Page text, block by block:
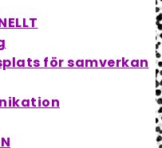
för samverkan